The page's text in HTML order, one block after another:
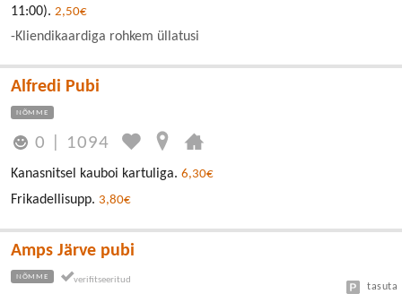
11:00). 2,50€
-Kliendikaardiga rohkem üllatusi
Alfredi Pubi
NÕMME
0 1094
Kanasnitsel kauboi kartuliga. 6,30€
Frikadellisupp. 3,80€
Amps Järve pubi
NÕMME
tasuta